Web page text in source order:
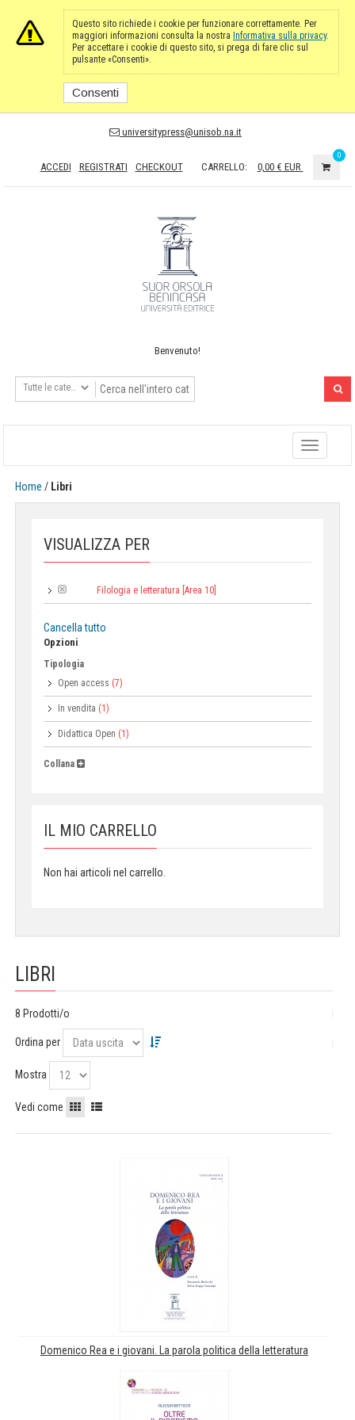
Questo sito richiede i cookie per funzionare correttamente. Per
maggiori informazioni consulta la nostra Informativa sulla privacy.
Per accettare i cookie di questo sito, si prega di fare clic sul
pulsante «Consenti».
Consenti
universitypress@unisob.na.it
ACCEDI REGISTRATI CHECKOUT CARRELLO: 0,00 € EUR
0
Benvenuto!
Toggle
navigation
Home / Libri
VISUALIZZA PER
Filologia e letteratura [Area 10]
Cancella tutto
Opzioni
Tipologia
Open access (7)
In vendita (1)
Didattica Open (1)
Collana
IL MIO CARRELLO
Non hai articoli nel carrello.
LIBRI
8 Prodotti/o
Ordina per
Mostra
Vedi come
Domenico Rea e i giovani. La parola politica della letteratura